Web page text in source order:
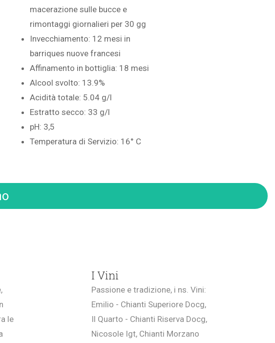
macerazione sulle bucce e
rimontaggi giornalieri per 30 gg
Invecchiamento: 12 mesi in
barriques nuove francesi
Affinamento in bottiglia: 18 mesi
Alcool svolto: 13.9%
Acidità totale: 5.04 g/l
Estratto secco: 33 g/l
pH: 3,5
Temperatura di Servizio: 16° C
le
I Vini
Passione e tradizione, i ns. Vini:
Emilio - Chianti Superiore Docg,
Il Quarto - Chianti Riserva Docg,
Nicosole Igt, Chianti Morzano